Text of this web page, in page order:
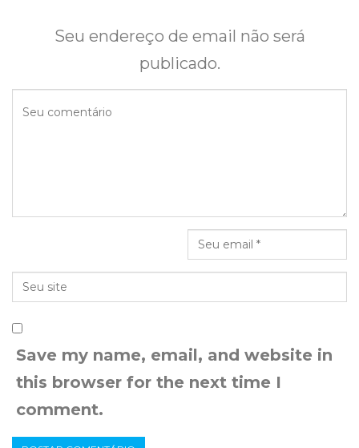
Seu endereço de email não será
publicado.
Save my name, email, and website in
this browser for the next time I
comment.